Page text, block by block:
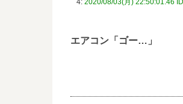
4: 2020/08/03(月) 22:50:01.46
エアコン「ゴー…」